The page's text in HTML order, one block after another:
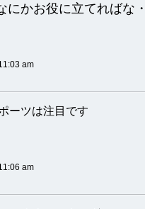
にかお役に立てればな
am
ーツは注目です
am